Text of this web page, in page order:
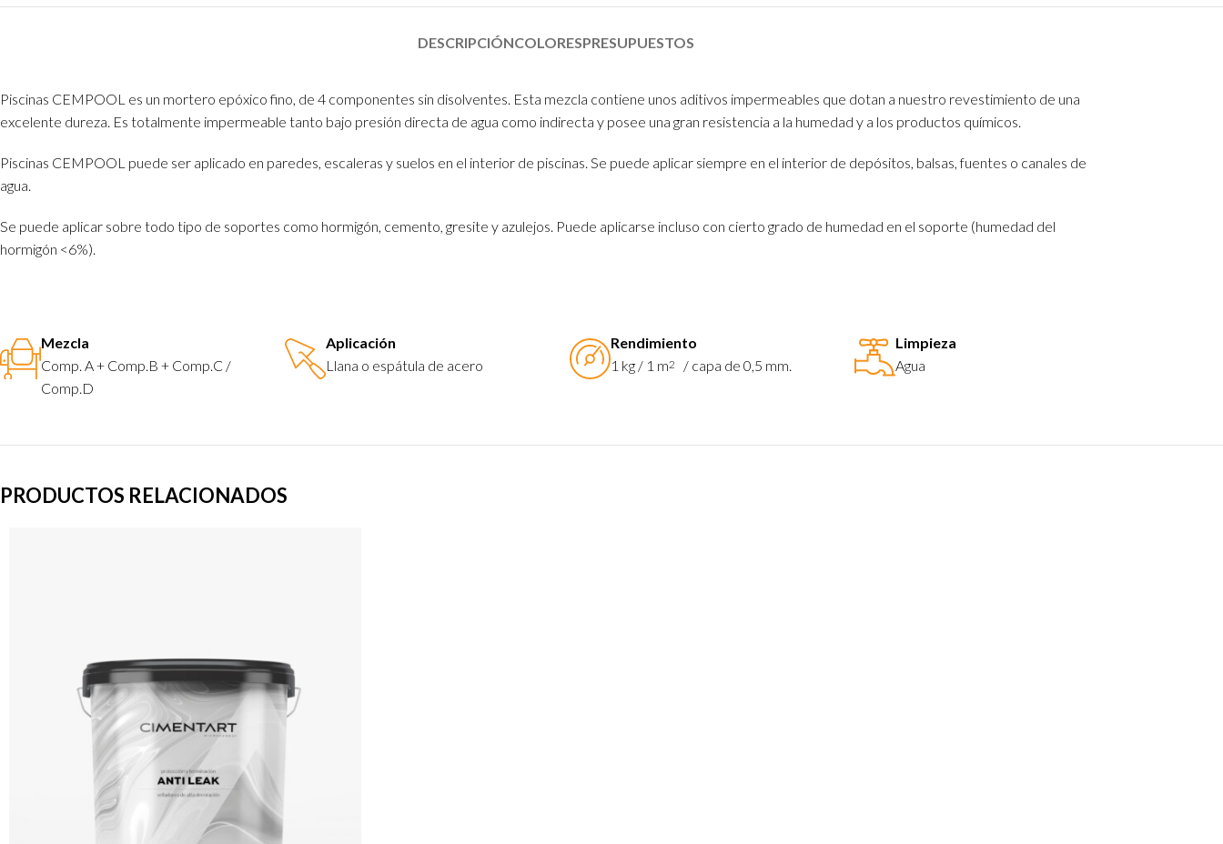
DESCRIPCIÓNCOLORESPRESUPUESTOS
Piscinas CEMPOOL es un mortero epóxico fino, de 4 componentes sin disolventes. Esta mezcla contiene unos aditivos impermeables que dotan a nuestro revestimiento de una
excelente dureza. Es totalmente impermeable tanto bajo presión directa de agua como indirecta y posee una gran resistencia a la humedad y a los productos químicos.
Piscinas CEMPOOL puede ser aplicado en paredes, escaleras y suelos en el interior de piscinas. Se puede aplicar siempre en el interior de depósitos, balsas, fuentes o canales de
agua.
Se puede aplicar sobre todo tipo de soportes como hormigón, cemento, gresite y azulejos. Puede aplicarse incluso con cierto grado de humedad en el soporte (humedad del
hormigón <6%).
Mezcla
Comp. A + Comp.B + Comp.C /
Comp.D
Aplicación
Llana o espátula de acero
Rendimiento
1 kg / 1 m2 / capa de 0,5 mm.
Limpieza
Agua
PRODUCTOS RELACIONADOS